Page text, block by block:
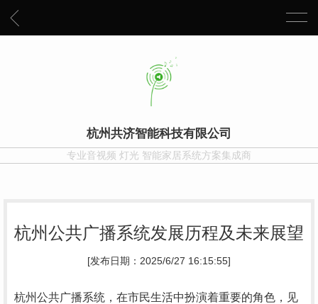
杭州共济智能科技有限公司
专业音视频 灯光 智能家居系统方案集成商
杭州公共广播系统发展历程及未来展望
[发布日期：2025/6/27 16:15:55]
杭州公共广播系统，在市民生活中扮演着重要的角色，见